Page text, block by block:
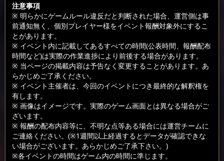
注意事項
※ 明らかにゲームルール違反だと判断された場合、運営側は事
前通知無く、個別プレイヤー様をイベント報酬対象外にするこ
とがあります。
※ イベント内に記載してあるすべての時間(公表時間、報酬配布
時間など)は実際の作業進捗により前後する場合があります。
※ 当ページの掲載内容は予告なく変更することがあります。あ
らかじめご了承ください。
※ イベント主催者は、今回のイベントにつき最終的な解釈権を
有します。
※ 画像はイメージです。実際のゲーム画面とは異なる場合がご
ざいます。
※ 報酬の配布内容等に、不明な点等ある場合には運営チームに
ご連絡ください。(※1週間以上経過するとデータが確認できな
い場合がございます。あらかじめご了承下さい。)
※各イベントの時間はゲーム内の時間に準じます。